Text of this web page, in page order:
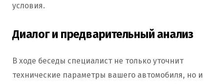
условия.
Диалог и предварительный анализ
В ходе беседы специалист не только уточнит
технические параметры вашего автомобиля, но и